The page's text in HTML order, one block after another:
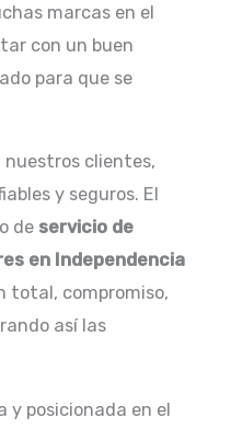
marcas en el
con un buen
para que se
nuestros clientes,
y seguros. El
de servicio de
en Independencia
total, compromiso,
así las
y posicionada en el